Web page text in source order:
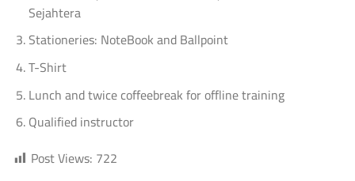
Sejahtera
Stationeries: NoteBook and Ballpoint
T-Shirt
Lunch and twice coffeebreak for offline training
Qualified instructor
Post Views: 722